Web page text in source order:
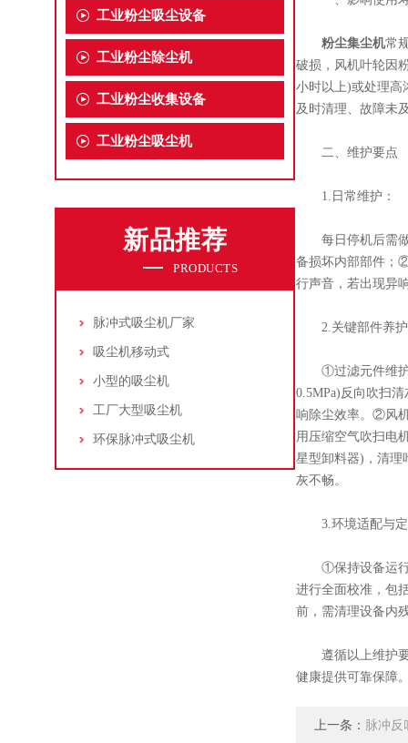
工业粉尘吸尘设备
工业粉尘除尘机
工业粉尘收集设备
工业粉尘吸尘机
新品推荐
PRODUCTS
脉冲式吸尘机厂家
吸尘机移动式
小型的吸尘机
工厂大型吸尘机
环保脉冲式吸尘机
粉尘集尘机常
破损，风机叶轮因
小时以上)或处理高
及时清理、故障未
二、维护要点​
1.日常维护：
每日停机后需做
备损坏内部部件；
行声音，若出现异
2.关键部件养护
①过滤元件维护：
0.5MPa)反向吹扫
响除尘效率。②风
用压缩空气吹扫电
星型卸料器)，清理
灰不畅。​
3.环境适配与定
①保持设备运行环
进行全面校准，包
前，需清理设备内
遵循以上维护要
健康提供可靠保障
上一条： 脉冲反